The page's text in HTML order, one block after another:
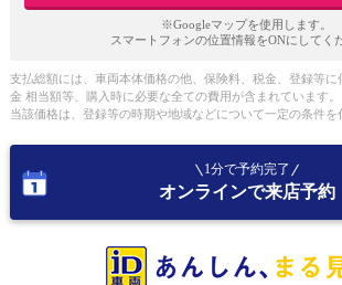
※Googleマップを使用します。
スマートフォンの位置情報をONにしてく
支払総額には、車両本体価格の他、保険料、税金、登録等に
金 相当額等、購入時に必要な全ての費用が含まれています。
当該価格は、登録等の時期や地域などについて一定の条件を
1分で予約完了
オンラインで来店予約